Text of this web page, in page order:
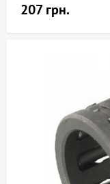
207 грн.